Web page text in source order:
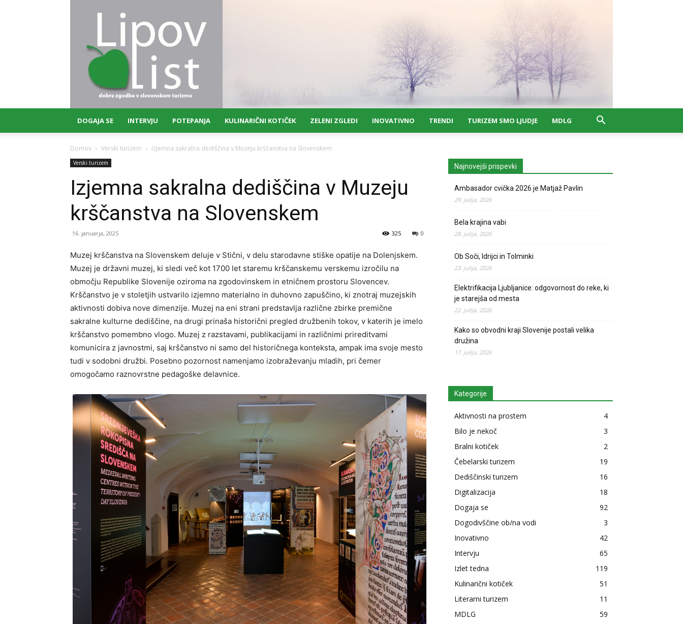
DOGAJA SE INTERVJU POTEPANJA KULINARIČNI KOTIČEK ZELENI ZGLEDI INOVATIVNO TRENDI TURIZEM SMO LJUDJE MDLG
Domov Verski turizem Izjemna sakralna dediščina v Muzeju krščanstva na Slovenskem
Verski turizem
Izjemna sakralna dediščina v Muzeju
krščanstva na Slovenskem
16. januarja, 2025 0
325
Muzej krščanstva na Slovenskem deluje v Stični, v delu starodavne stiške opatije na Dolenjskem.
Muzej je državni muzej, ki sledi več kot 1700 let staremu krščanskemu verskemu izročilu na
območju Republike Slovenije oziroma na zgodovinskem in etničnem prostoru Slovencev.
Krščanstvo je v stoletjih ustvarilo izjemno materialno in duhovno zapuščino, ki znotraj muzejskih
aktivnosti dobiva nove dimenzije. Muzej na eni strani predstavlja različne zbirke premične
sakralne kulturne dediščine, na drugi prinaša historični pregled družbenih tokov, v katerih je imelo
krščanstvo pomembno vlogo. Muzej z razstavami, publikacijami in različnimi prireditvami
komunicira z javnostmi, saj krščanstvo ni samo del historičnega konteksta, ampak ima svoje mesto
tudi v sodobni družbi. Posebno pozornost namenjamo izobraževanju mladih, pri čemer
omogočamo raznovrstne pedagoške delavnice.
Najnovejši prispevki
Ambasador cvička 2026 je Matjaž Pavlin
29. julija, 2026
Bela krajina vabi
28. julija, 2026
Ob Soči, Idrijci in Tolminki
23. julija, 2026
Elektrifikacija Ljubljanice: odgovornost do reke, ki
je starejša od mesta
22. julija, 2026
Kako so obvodni kraji Slovenije postali velika
družina
17. julija, 2026
Kategorije
Aktivnosti na prostem
4
Bilo je nekoč
3
Bralni kotiček
2
Čebelarski turizem
19
Dediščinski turizem
16
Digitalizacija
18
Dogaja se
92
Dogodivščine ob/na vodi
3
Inovativno
42
Intervju
65
Izlet tedna
119
Kulinarični kotiček
51
Literarni turizem
11
MDLG
59